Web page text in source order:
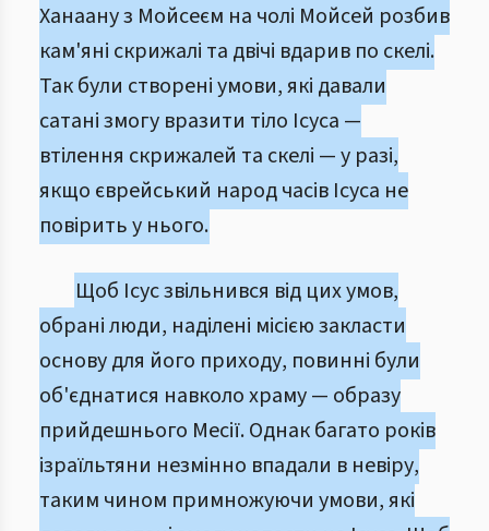
Ханаану з Мойсеєм на чолі Мойсей розбив
кам'яні скрижалі та двічі вдарив по скелі.
Так були створені умови, які давали
сатані змогу вразити тіло Ісуса —
втілення скрижалей та скелі — у разі,
якщо єврейський народ часів Ісуса не
повірить у нього.
Щоб Ісус звільнився від цих умов,
обрані люди, наділені місією закласти
основу для його приходу, повинні були
об'єднатися навколо храму — образу
прийдешнього Месії. Однак багато років
ізраїльтяни незмінно впадали в невіру,
таким чином примножуючи умови, які